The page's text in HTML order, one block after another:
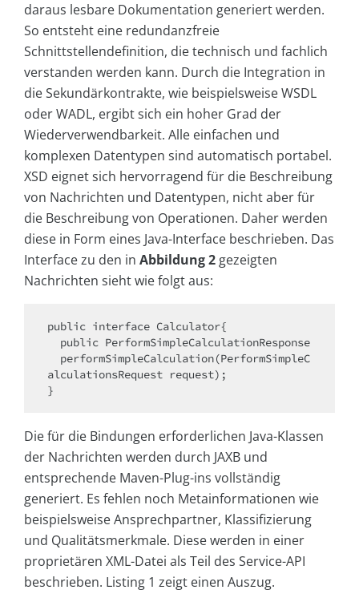
daraus lesbare Dokumentation generiert werden.
So entsteht eine redundanzfreie
Schnittstellendefinition, die technisch und fachlich
verstanden werden kann. Durch die Integration in
die Sekundärkontrakte, wie beispielsweise WSDL
oder WADL, ergibt sich ein hoher Grad der
Wiederverwendbarkeit. Alle einfachen und
komplexen Datentypen sind automatisch portabel.
XSD eignet sich hervorragend für die Beschreibung
von Nachrichten und Datentypen, nicht aber für
die Beschreibung von Operationen. Daher werden
diese in Form eines Java-Interface beschrieben. Das
Interface zu den in Abbildung 2 gezeigten
Nachrichten sieht wie folgt aus:
public interface Calculator{
alculationsRequest request);
}
Die für die Bindungen erforderlichen Java-Klassen
der Nachrichten werden durch JAXB und
entsprechende Maven-Plug-ins vollständig
generiert. Es fehlen noch Metainformationen wie
beispielsweise Ansprechpartner, Klassifizierung
und Qualitätsmerkmale. Diese werden in einer
proprietären XML-Datei als Teil des Service-API
beschrieben. Listing 1 zeigt einen Auszug.